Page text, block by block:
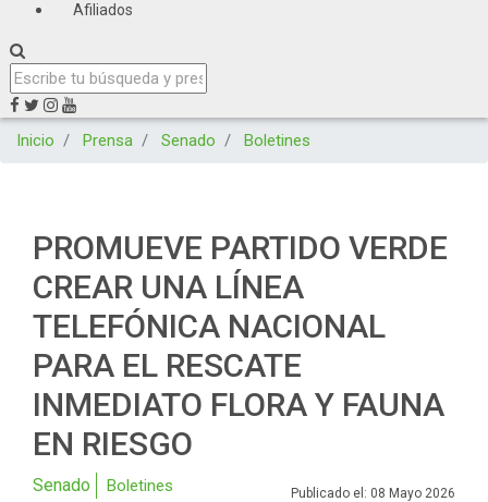
Afiliados
Inicio Prensa Senado Boletines
PROMUEVE PARTIDO VERDE
CREAR UNA LÍNEA
TELEFÓNICA NACIONAL
PARA EL RESCATE
INMEDIATO FLORA Y FAUNA
EN RIESGO
Senado Boletines Publicado el: 08 Mayo 2026